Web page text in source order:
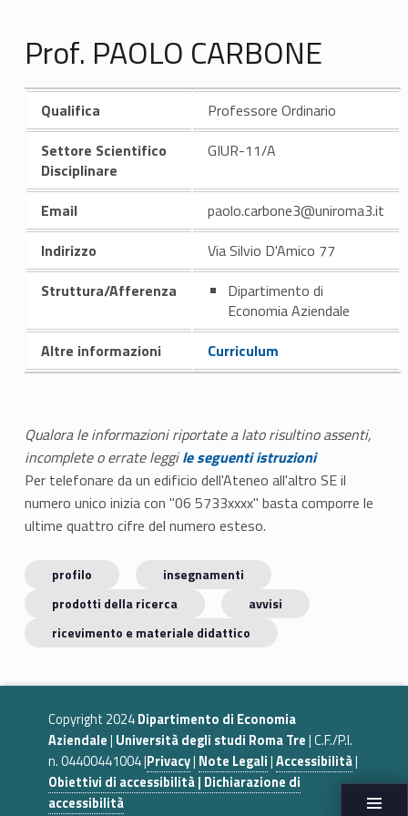
Prof. PAOLO CARBONE
Qualifica
Professore Ordinario
Settore Scientifico
Disciplinare
GIUR-11/A
Email
paolo.carbone3@uniroma3.it
Indirizzo
Via Silvio D'Amico 77
Struttura/Afferenza
Dipartimento di
Economia Aziendale
Altre informazioni
Curriculum
Qualora le informazioni riportate a lato risultino assenti,
incomplete o errate leggile seguenti istruzioni
Per telefonare da un edificio dell'Ateneo all'altro SE il
numero unico inizia con "06 5733xxxx" basta comporre le
ultime quattro cifre del numero esteso.
profilo
insegnamenti
prodotti della ricerca
avvisi
ricevimento e materiale didattico
Copyright 2024Dipartimento di Economia
Aziendale| Università degli studi Roma Tre| C.F./P.I.
n. 04400441004 |Privacy| Note Legali|Accessibilità|
Obiettivi di accessibilità | Dichiarazione di
accessibilità